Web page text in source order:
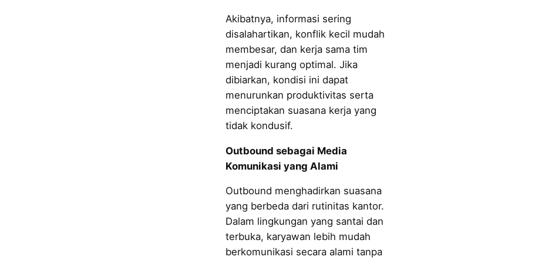
Akibatnya, informasi sering
disalahartikan, konflik kecil mudah
membesar, dan kerja sama tim
menjadi kurang optimal. Jika
dibiarkan, kondisi ini dapat
menurunkan produktivitas serta
menciptakan suasana kerja yang
tidak kondusif.
Outbound sebagai Media
Komunikasi yang Alami
Outbound menghadirkan suasana
yang berbeda dari rutinitas kantor.
Dalam lingkungan yang santai dan
terbuka, karyawan lebih mudah
berkomunikasi secara alami tanpa